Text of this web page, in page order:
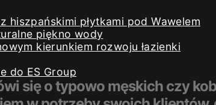
hiszpańskimi płytkami pod Wawelem
piękno wody
kierunkiem rozwoju łazienki
do ES Group
się o typowo męskich czy